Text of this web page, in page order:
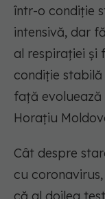
într-o condiţie
intensivă, dar
al respiraţiei şi
condiţie
faţă
Horaţiu
Cât despre
cu